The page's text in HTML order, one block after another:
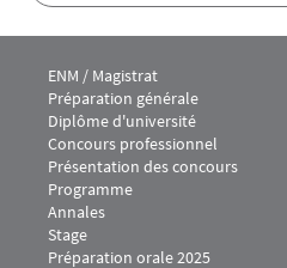
Menu footer IEJ 1
ENM / Magistrat
Préparation générale
Diplôme d'université
Concours professionnel
Présentation des concours
Programme
Annales
Stage
Préparation orale 2025